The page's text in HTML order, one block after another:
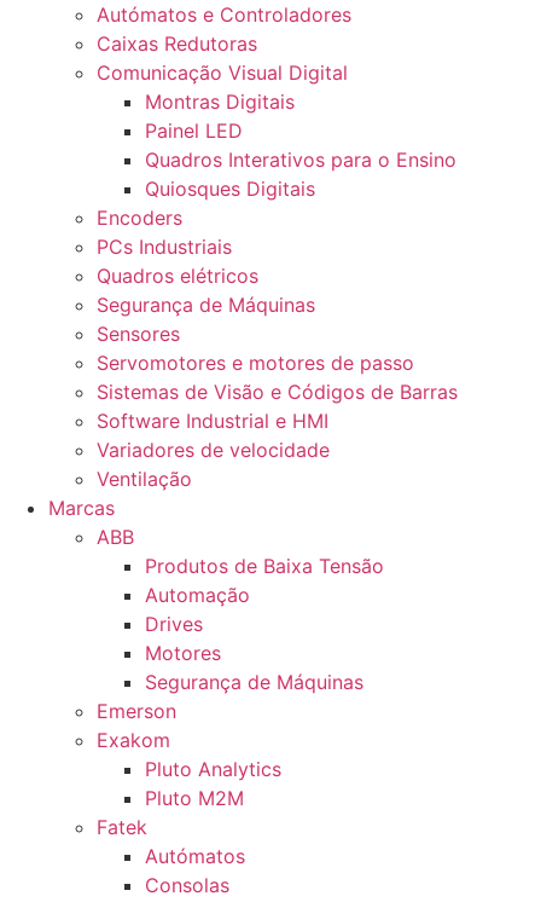
Autómatos e Controladores
Caixas Redutoras
Comunicação Visual Digital
Montras Digitais
Painel LED
Quadros Interativos para o Ensino
Quiosques Digitais
Encoders
PCs Industriais
Quadros elétricos
Segurança de Máquinas
Sensores
Servomotores e motores de passo
Sistemas de Visão e Códigos de Barras
Software Industrial e HMI
Variadores de velocidade
Ventilação
Marcas
ABB
Produtos de Baixa Tensão
Automação
Drives
Motores
Segurança de Máquinas
Emerson
Exakom
Pluto Analytics
Pluto M2M
Fatek
Autómatos
Consolas